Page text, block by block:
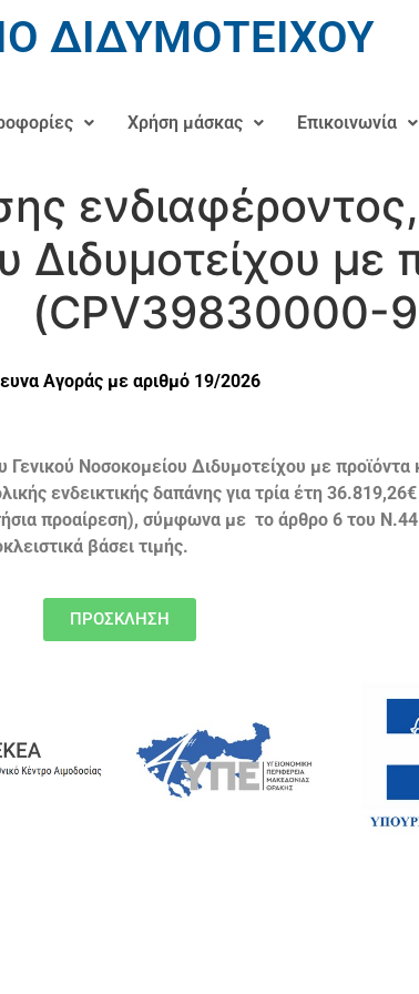
ΔΙΔΥΜΟΤΕΙΧΟΥ
Χρήση μάσκας Επικοινωνία
ενδιαφέροντος,
Διδυμοτείχου με
(CPV39830000-
Αγοράς με αριθμό 19/2026
Νοσοκομείου Διδυμοτείχου με
ενδεικτικής δαπάνης για τρία έτη
προαίρεση), σύμφωνα με το άρθρο 6 του
βάσει τιμής.
ΠΡΟΣΚΛΗΣΗ